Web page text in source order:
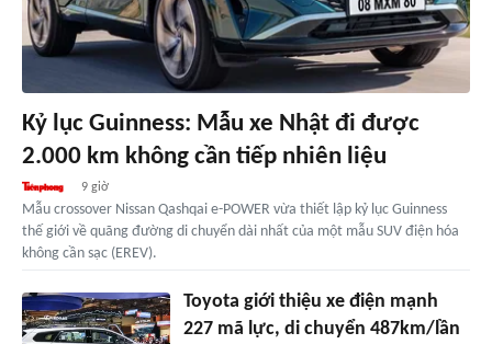
Kỷ lục Guinness: Mẫu xe Nhật đi được
2.000 km không cần tiếp nhiên liệu
9 giờ
Mẫu crossover Nissan Qashqai e-POWER vừa thiết lập kỷ lục Guinness
thế giới về quãng đường di chuyển dài nhất của một mẫu SUV điện hóa
không cần sạc (EREV).
Toyota giới thiệu xe điện mạnh
227 mã lực, di chuyển 487km/lần